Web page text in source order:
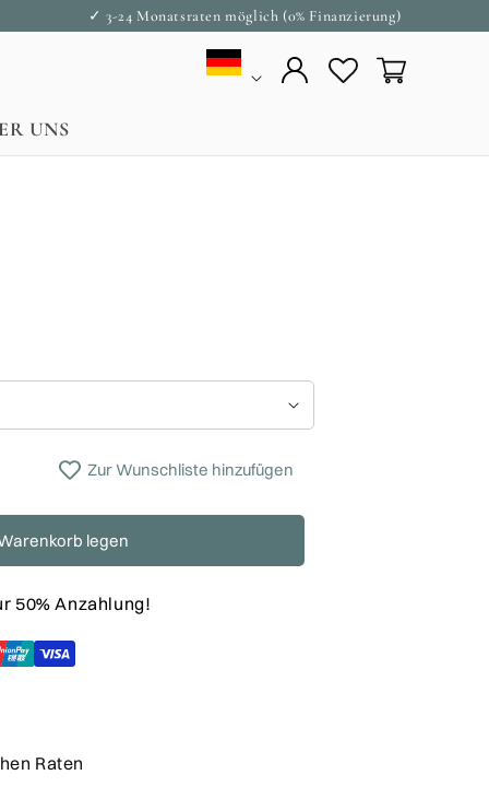
✓ 3-24 Monatsraten möglich (0% Finanzierung)
UNS
Land/Region
Einloggen Warenkorb
legen
Zur Wunschliste hinzufügen
50% Anzahlung!
Raten